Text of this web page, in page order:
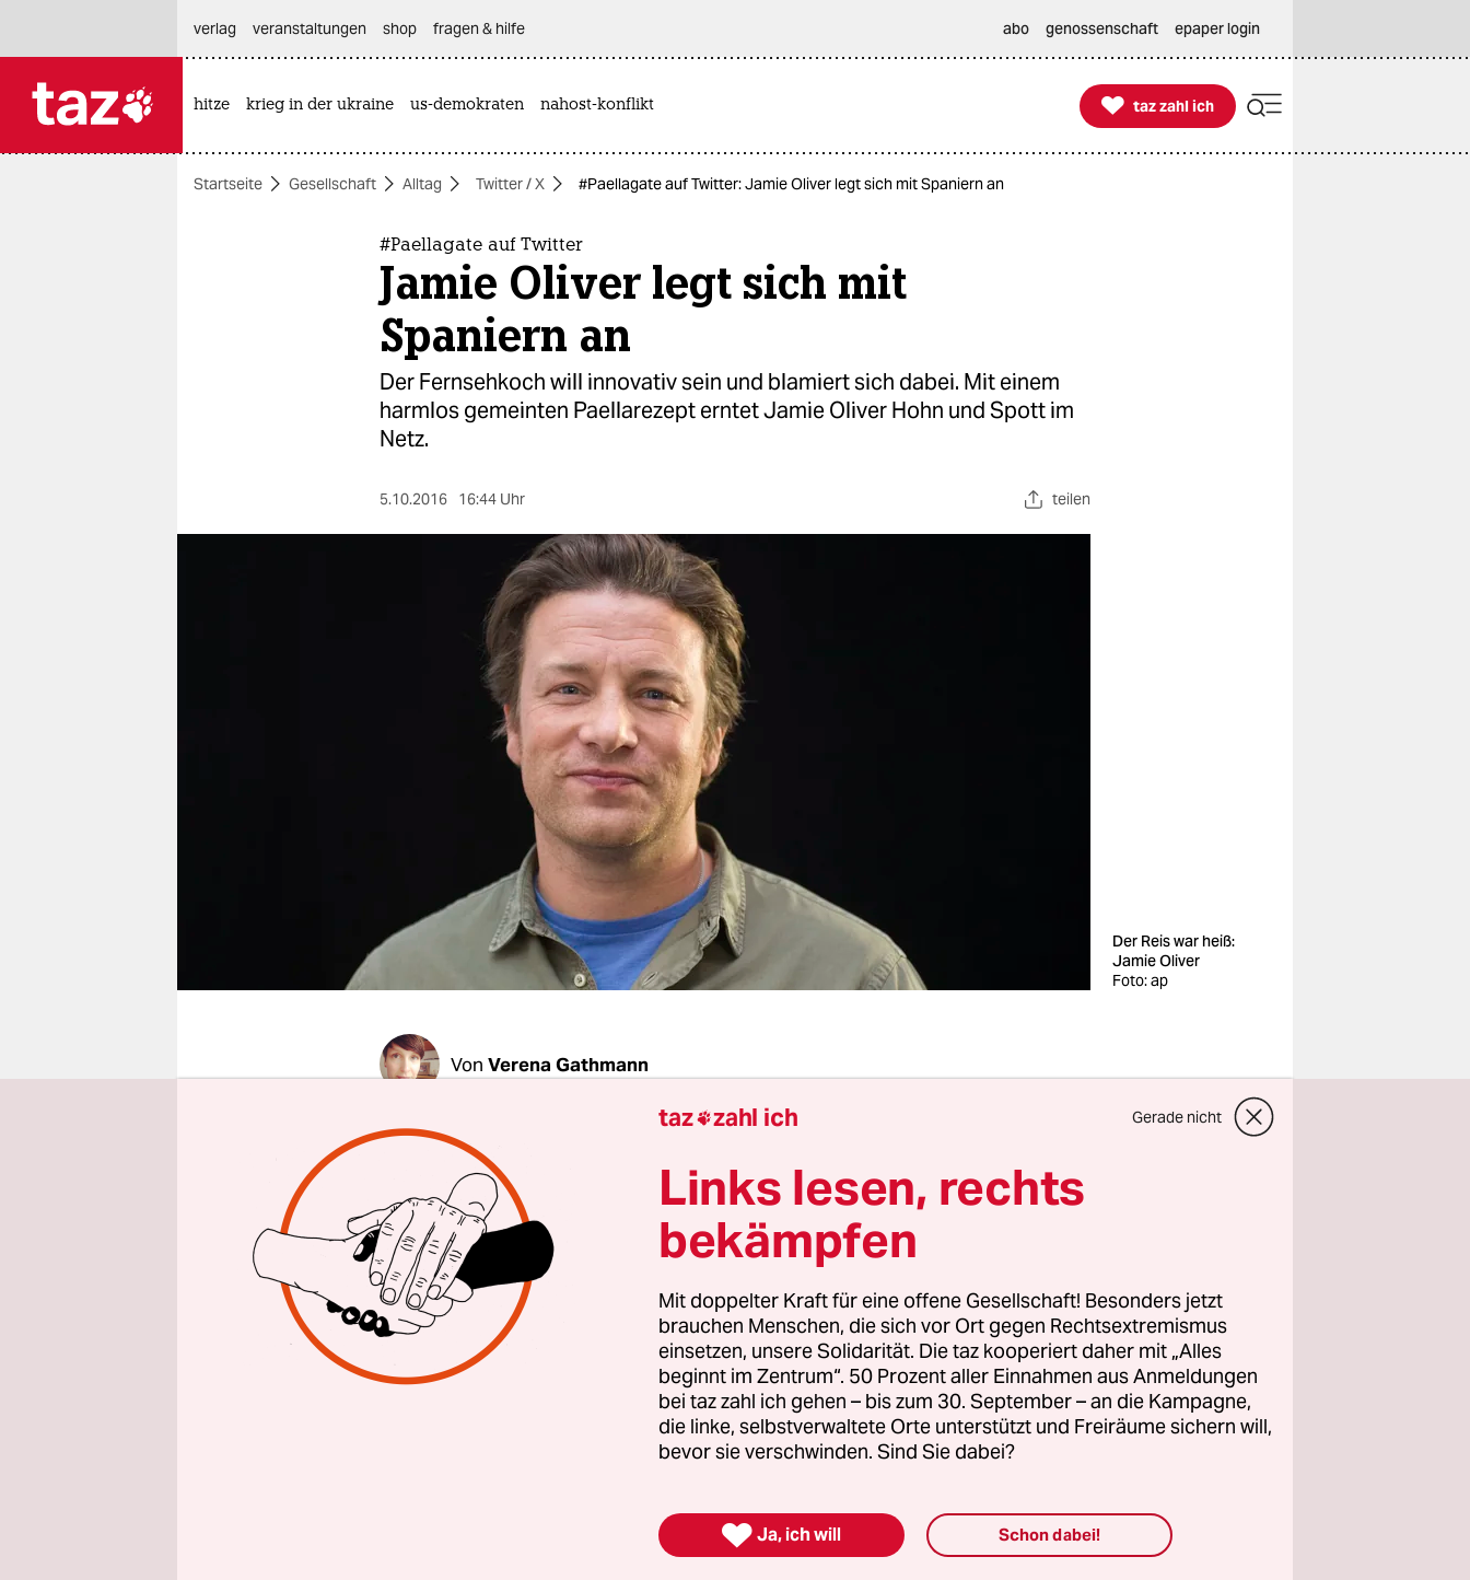
themen
nord
epaper login
verlag
veranstaltungen shop fragen & hilfe abo genossenschaft epaper login
hitze krieg in der ukraine us-demokraten nahost-konflikt 
taz zahl ich
taz zahl ich
Startseite Gesellschaft Alltag Twitter / X #Paellagate auf Twitter: Jamie Oliver legt sich mit Spaniern an
#Paellagate auf Twitter
Jamie Oliver legt sich mit
Spaniern an
Der Fernsehkoch will innovativ sein und blamiert sich dabei. Mit einem
harmlos gemeinten Paellarezept erntet Jamie Oliver Hohn und Spott im
Netz.
5.10.2016 16:44 Uhr teilen
Der Reis war heiß:
Jamie Oliver
Foto: ap
Von Verena Gathmann
Jamie Oliver ist mitten hineingetreten. Nicht ins Fettnäpfchen, sondern
in die Reispfanne. Und hat sich damit ordentlich blamiert. Was ist
passiert?
Der für seine mitunter unkonventionellen Rezeptvarianten bekannte
britische Fernsehkoch wollte sichan einer eigenen Versionandes
spanischen Nationalgerichts Paella versuchen. Nur mischte er
törichterweise scharfe Chorizo-Wurst unter die Zutaten.
taz zahl ich Gerade nicht
Links lesen, rechts
bekämpfen
Mit doppelter Kraft für eine offene Gesellschaft! Besonders jetzt
brauchen Menschen, die sich vor Ort gegen Rechtsextremismus
einsetzen, unsere Solidarität. Die taz kooperiert daher mit „Alles
beginnt im Zentrum“. 50 Prozent aller Einnahmen aus Anmeldungen
bei taz zahl ich gehen – bis zum 30. September – an die Kampagne,
die linke, selbstverwaltete Orte unterstützt und Freiräume sichern will,
bevor sie verschwinden. Sind Sie dabei?
 Ja, ich will Schon dabei!